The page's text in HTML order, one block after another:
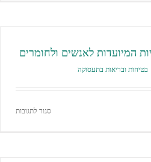
ובריאות בתעסוקה
סגור לתגובות